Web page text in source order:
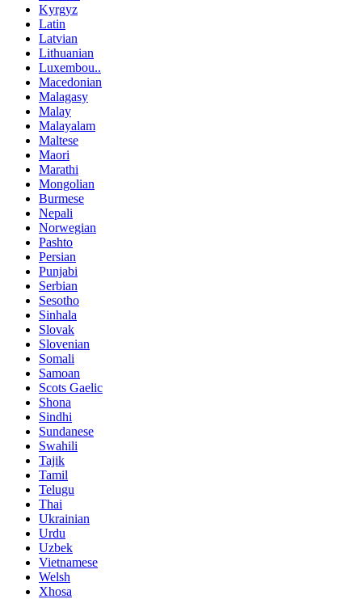
Kyrgyz
Latin
Latvian
Lithuanian
Luxembou..
Macedonian
Malagasy
Malay
Malayalam
Maltese
Maori
Marathi
Mongolian
Burmese
Nepali
Norwegian
Pashto
Persian
Punjabi
Serbian
Sesotho
Sinhala
Slovak
Slovenian
Somali
Samoan
Scots Gaelic
Shona
Sindhi
Sundanese
Swahili
Tajik
Tamil
Telugu
Thai
Ukrainian
Urdu
Uzbek
Vietnamese
Welsh
Xhosa